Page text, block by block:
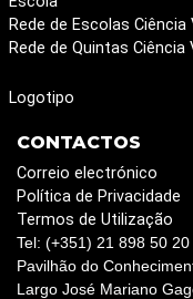
Rede de Escolas Ciência
Rede de Quintas Ciência
Logotipo
CONTACTOS
Correio electrónico
Política de Privacidade
Termos de Utilização
Tel: (+351) 21 898 50
Pavilhão do
Largo José Mariano